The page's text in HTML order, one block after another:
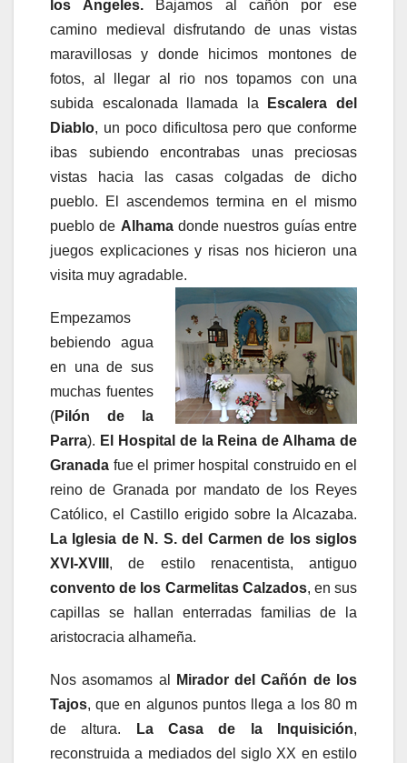
los Ánge les. Bajamos al cañón por ese
camino medieval disfrutando de unas vistas
maravillosas y donde hicimos montones de
fotos, al llegar al rio nos topamos con una
subida escalonada llamada la
Escalera del
Diablo, un poco dificultosa pero que conforme
ibas subiendo encontrabas unas preciosas
vistas hacia las casas colgadas de dicho
pueblo. El ascendemos termina en el mismo
pueblo de Alhamadonde nuestros guías entre
juegos explicaciones y risas nos hicieron una
visita muy agradable.
Empezamos
bebiendo agua
en una de sus
muchas fuentes
(Pilón de la
Parra). El Hospital de la Reina de Alhama de
Granada fue el primer hospital construido en el
reino de Granada por mandato de los Reyes
Católico, el Castillo erigido sobre la Alcazaba.
La Iglesia de N. S. del Carmen de los siglos
XVI-XVIII , de estilo renacentista, antiguo
convento de los Carmelitas Calzados, en sus
capillas se hallan enterradas familias de la
aristocracia alhameña.
Nos asomamos al
Mirador del Cañón de los
Tajos, que en algunos puntos llega a los 80 m
de altura.
La Casa de la Inquisición,
reconstruida a mediados del siglo XX en estilo